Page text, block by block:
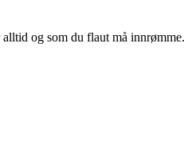
og som du flaut må